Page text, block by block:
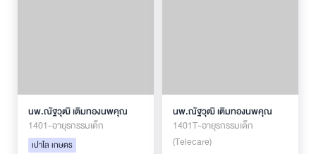
นพ.ณัฐวุฒิ เติมทองนพคุณ
1401-อายุรกรรมเด็ก
เปาโล เกษตร
นพ.ณัฐวุฒิ เติมทองนพคุณ
1401T-อายุรกรรมเด็ก
(Telecare)